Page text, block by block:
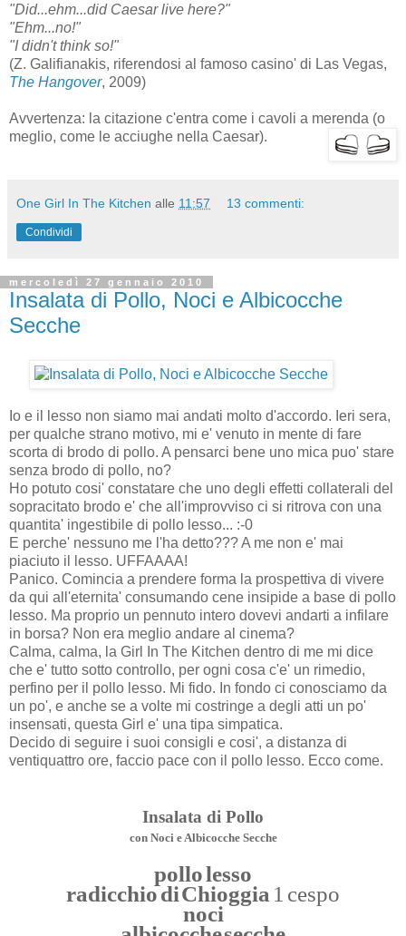
"Did...ehm...did Caesar live here?"
"Ehm...no!"
"I didn't think so!"
(Z. Galifianakis, riferendosi al famoso casino' di Las Vegas,
The Hangover, 2009)
Avvertenza: la citazione c'entra come i cavoli a merenda (o
meglio, come le acciughe nella Caesar).
One Girl In The Kitchen alle 11:57 13 commenti:
Condividi
mercoledì 27 gennaio 2010
Insalata di Pollo, Noci e Albicocche
Secche
Io e il lesso non siamo mai andati molto d'accordo. Ieri sera,
per qualche strano motivo, mi e' venuto in mente di fare
scorta di brodo di pollo. A pensarci bene uno mica puo' stare
senza brodo di pollo, no?
Ho potuto cosi' constatare che uno degli effetti collaterali del
sopracitato brodo e' che all'improvviso ci si ritrova con una
quantita' ingestibile di pollo lesso... :-0
E perche' nessuno me l'ha detto??? A me non e' mai
piaciuto il lesso. UFFAAAA!
Panico. Comincia a prendere forma la prospettiva di vivere
da qui all'eternita' consumando cene insipide a base di pollo
lesso. Ma proprio un pennuto intero dovevi andarti a infilare
in borsa? Non era meglio andare al cinema?
Calma, calma, la Girl In The Kitchen dentro di me mi dice
che e' tutto sotto controllo, per ogni cosa c'e' un rimedio,
perfino per il pollo lesso. Mi fido. In fondo ci conosciamo da
un po', e anche se a volte mi costringe a degli atti un po'
insensati, questa Girl e' una tipa simpatica.
Decido di seguire i suoi consigli e cosi', a distanza di
ventiquattro ore, faccio pace con il pollo lesso. Ecco come.
Insalata di Pollo
con Noci e Albicocche Secche
pollo lesso
radicchio di Chioggia 1 cespo
noci